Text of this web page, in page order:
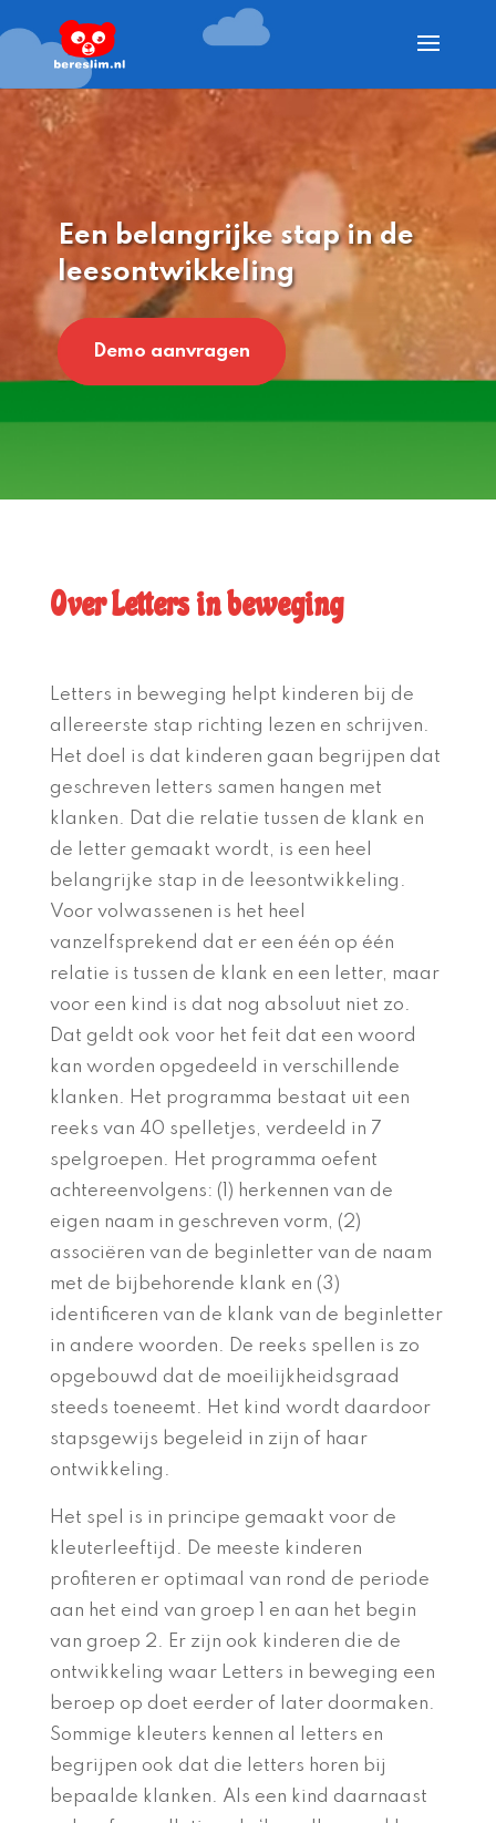
Een belangrijke stap in de
leesontwikkeling
Demo aanvragen
Over Letters in beweging
Letters in beweging helpt kinderen bij de
allereerste stap richting lezen en schrijven.
Het doel is dat kinderen gaan begrijpen dat
geschreven letters samen hangen met
klanken. Dat die relatie tussen de klank en
de letter gemaakt wordt, is een heel
belangrijke stap in de leesontwikkeling.
Voor volwassenen is het heel
vanzelfsprekend dat er een één op één
relatie is tussen de klank en een letter, maar
voor een kind is dat nog absoluut niet zo.
Dat geldt ook voor het feit dat een woord
kan worden opgedeeld in verschillende
klanken. Het programma bestaat uit een
reeks van 40 spelletjes, verdeeld in 7
spelgroepen. Het programma oefent
achtereenvolgens: (1) herkennen van de
eigen naam in geschreven vorm, (2)
associëren van de beginletter van de naam
met de bijbehorende klank en (3)
identificeren van de klank van de beginletter
in andere woorden. De reeks spellen is zo
opgebouwd dat de moeilijkheidsgraad
steeds toeneemt. Het kind wordt daardoor
stapsgewijs begeleid in zijn of haar
ontwikkeling.
Het spel is in principe gemaakt voor de
kleuterleeftijd. De meeste kinderen
profiteren er optimaal van rond de periode
aan het eind van groep 1 en aan het begin
van groep 2. Er zijn ook kinderen die de
ontwikkeling waar Letters in beweging een
beroep op doet eerder of later doormaken.
Sommige kleuters kennen al letters en
begrijpen ook dat die letters horen bij
bepaalde klanken. Als een kind daarnaast